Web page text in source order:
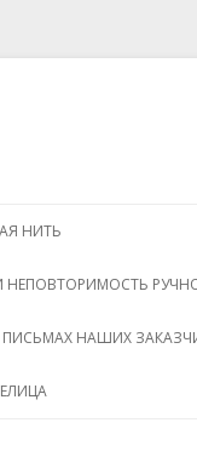
НИТЬ
НЕПОВТОРИМОСТЬ
НАШИХ